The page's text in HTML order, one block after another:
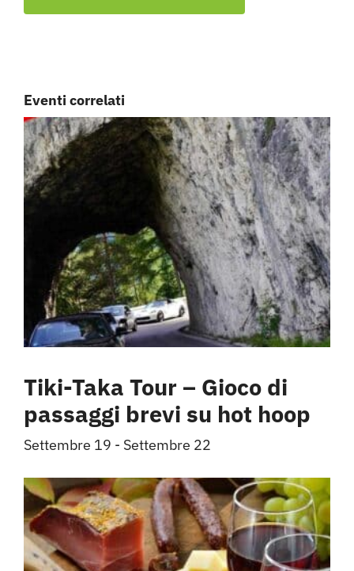
Eventi correlati
Tiki-Taka Tour – Gioco di
passaggi brevi su hot hoop
Settembre 19 - Settembre 22